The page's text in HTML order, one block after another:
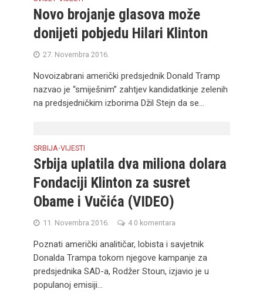
Novo brojanje glasova može
donijeti pobjedu Hilari Klinton
27. Novembra 2016.
Novoizabrani američki predsjednik Donald Tramp
nazvao je “smiješnim” zahtjev kandidatkinje zelenih
na predsjedničkim izborima Džil Stejn da se...
SRBIJA•VIJESTI
Srbija uplatila dva miliona dolara
Fondaciji Klinton za susret
Obame i Vučića (VIDEO)
11. Novembra 2016. 4 0 komentara
Poznati američki analitičar, lobista i savjetnik
Donalda Trampa tokom njegove kampanje za
predsjednika SAD-a, Rodžer Stoun, izjavio je u
populanoj emisiji...